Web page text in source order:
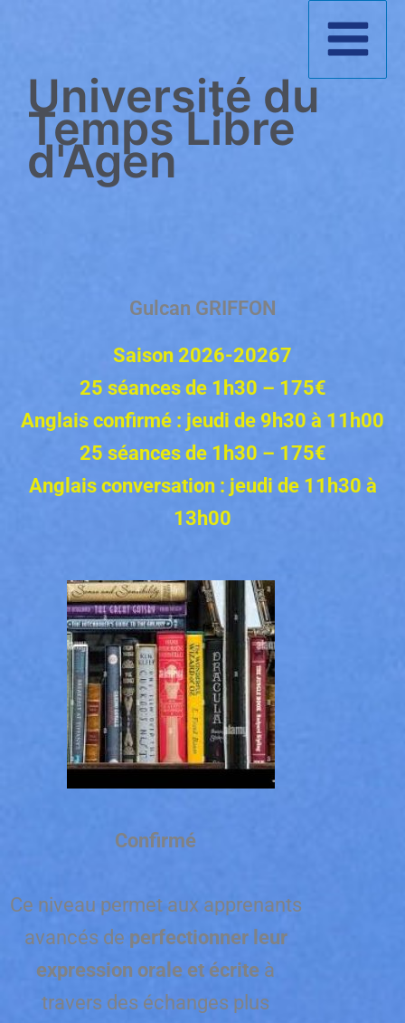
contenu
Université du
Temps Libre
d'Agen
Gulcan GRIFFON
Saison 2026-20267
25 séances de 1h30 – 175€
Anglais confirmé : jeudi de 9h30 à 11h00
25 séances de 1h30 – 175€
Anglaisconversation : jeudi de 11h30 à
13h00
Confirmé
Ce niveau permet aux apprenants
avancés de perfectionner leur
expression orale et écrite à
travers des échanges plus